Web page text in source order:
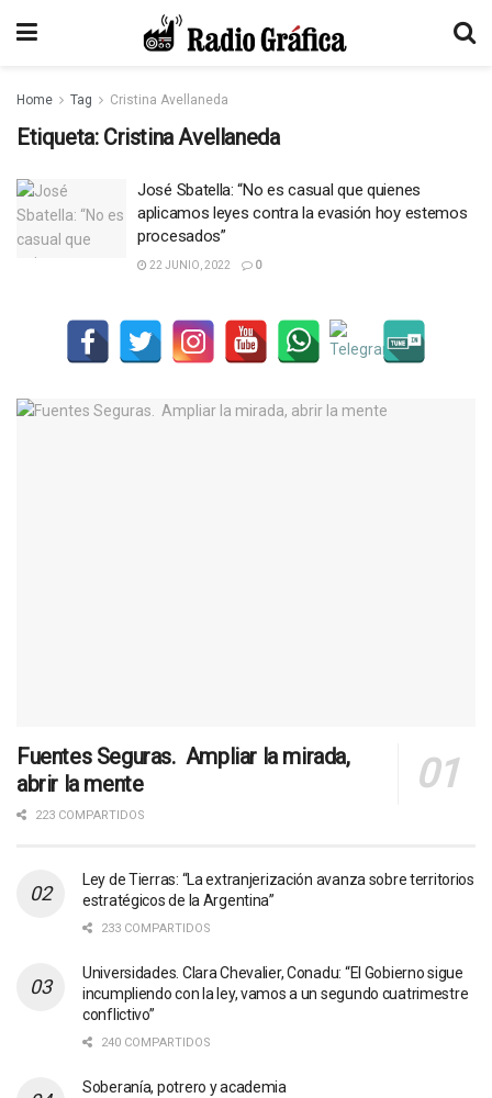
Home Tag Cristina Avellaneda
Etiqueta: Cristina Avellaneda
José Sbatella: “No es casual que quienes
aplicamos leyes contra la evasión hoy estemos
procesados”
22 JUNIO, 2022 0
Fuentes Seguras. Ampliar la mirada,
abrir la mente
223 COMPARTIDOS
Ley de Tierras: “La extranjerización avanza sobre territorios
estratégicos de la Argentina”
233 COMPARTIDOS
Universidades. Clara Chevalier, Conadu: “El Gobierno sigue
incumpliendo con la ley, vamos a un segundo cuatrimestre
conflictivo”
240 COMPARTIDOS
Soberanía, potrero y academia